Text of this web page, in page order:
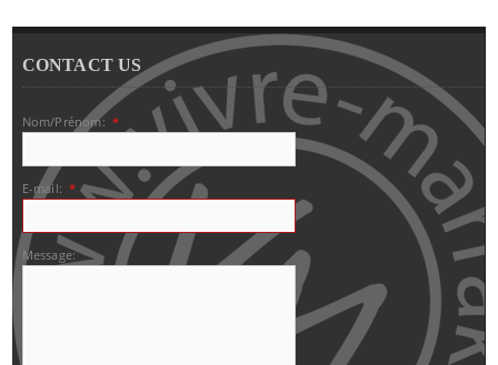
CONTACT US
Nom/Prénom: *
E-mail: *
Message: